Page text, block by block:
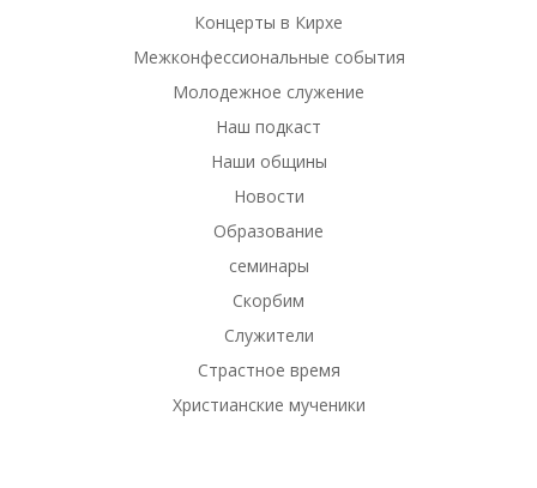
Концерты в Кирхе
Межконфессиональные события
Молодежное служение
Наш подкаст
Наши общины
Новости
Образование
семинары
Скорбим
Служители
Страстное время
Христианские мученики